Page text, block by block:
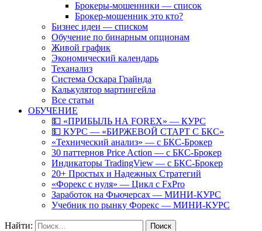
Брокеры-мошенники — список
Брокер-мошенник это кто?
Бизнес идеи — списком
Обучение по бинарным опционам
Живой график
Экономический календарь
Теханализ
Система Оскара Грайнда
Калькулятор мартингейла
Все статьи
ОБУЧЕНИЕ
💵 «ПРИБЫЛЬ НА FOREX» — КУРС
💵 КУРС — «БИРЖЕВОЙ СТАРТ С БКС»
«Технический анализ» — с БКС-Брокер
30 паттернов Price Action — с БКС-Брокер
Индикаторы TradingView — с БКС-Брокер
20+ Простых и Надежных Стратегий
«Форекс с нуля» — Цикл с FxPro
Заработок на Фьючерсах — МИНИ-КУРС
Учебник по рынку Форекс — МИНИ-КУРС
Найти: